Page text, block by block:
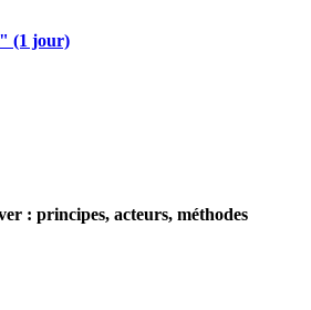
(1 jour)
: principes, acteurs, méthodes